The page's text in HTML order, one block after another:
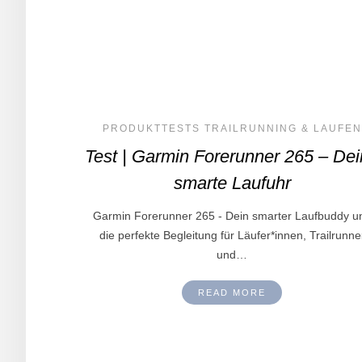
PRODUKTTESTS TRAILRUNNING & LAUFEN
Test | Garmin Forerunner 265 –
smarte Laufuhr
Garmin Forerunner 265 - Dein smarter Laufbuddy
die perfekte Begleitung für Läufer*innen,
und…
READ MORE